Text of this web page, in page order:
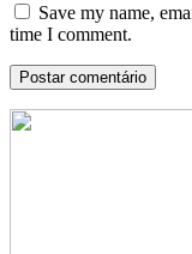
Save my name,
time I comment.